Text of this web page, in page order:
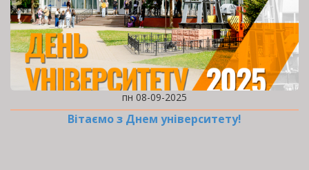
пн 08-09-2025
Вітаємо з Днем університету!